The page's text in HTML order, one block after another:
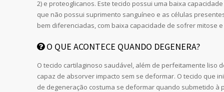
2) e proteoglicanos. Este tecido possui uma baixa
que não possui suprimento sanguíneo e as células
bem diferenciadas, com baixa capacidade de sofrer mitose
O QUE ACONTECE QUANDO DEGENERA?
O tecido cartilaginoso saudável, além de perfeitamente liso
capaz de absorver impacto sem se deformar. O tecido que
de degeneração costuma se deformar quando submetido à